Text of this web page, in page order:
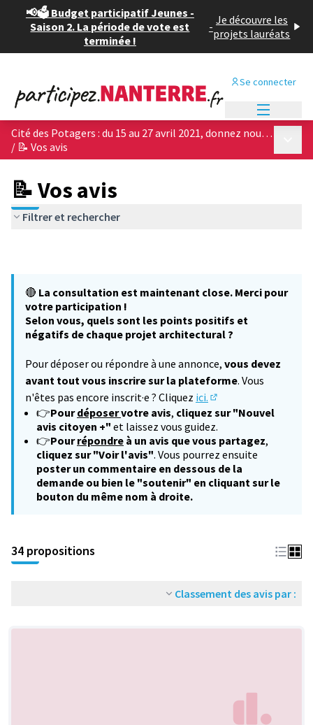
📢🗳️ Budget participatif Jeunes -
Saison 2. La période de vote est
terminée !
- Je découvre les
projets lauréats
Se connecter
Cité des Potagers : du 15 au 27 avril 2021, donnez nous votre avis sur les 4 projets architecturaux !
/ 📝 Vos avis
📝 Vos avis
Filtrer et rechercher
🔴 La consultation est maintenant close. Merci pour
votre participation !
Selon vous, quels sont les points positifs et
négatifs de chaque projet architectural ?
Pour déposer ou répondre à une annonce, vous devez
avant tout vous inscrire sur la plateforme. Vous
n'êtes pas encore inscrit·e ? Cliquez ici.
(S'ouvre dans un
👉Pourdéposervotre avis, cliquez sur "Nouvel
avis citoyen +" et laissez vous guidez.
👉Pourrépondre à un avis que vous partagez,
cliquez sur "Voir l'avis". Vous pourrez ensuite
poster un commentaire en dessous de la
demande ou bien le "soutenir" en cliquant sur le
bouton du même nom à droite.
34 propositions
Classement des avis par :